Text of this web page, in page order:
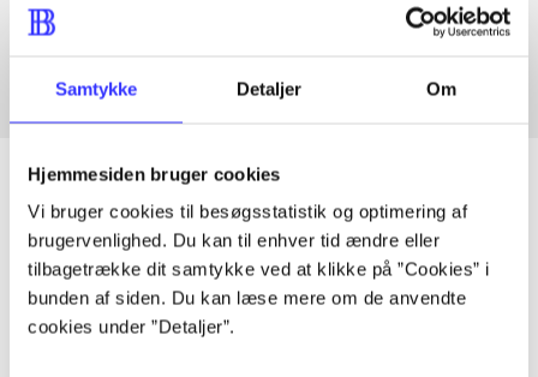
Samtykke Detaljer Om
Hjemmesiden bruger cookies
Vi bruger cookies til besøgsstatistik og optimering af
brugervenlighed. Du kan til enhver tid ændre eller
tilbagetrække dit samtykke ved at klikke på ”Cookies” i
bunden af siden. Du kan læse mere om de anvendte
cookies under ”Detaljer”.
Fra
Artikler
Alle registrerede artikler fordelt på udgivelser